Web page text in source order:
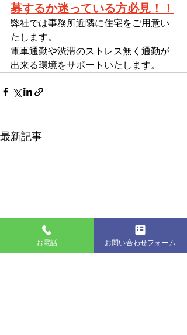
募するか迷っている方必見！！
弊社では事務所近隣に住宅をご用意い
たします。
電車通勤や渋滞のストレス無く通勤が
出来る環境をサポートいたします。
最新記事
お電話 お問い合わせフォーム